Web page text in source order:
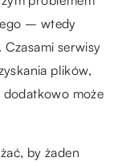
– wtedy
serwisy
plików,
dodatkowo może
by żaden